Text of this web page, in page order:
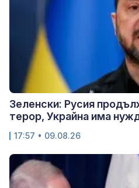
Зеленски: Русия
терор, Украйна има
17:57 • 09.08.26